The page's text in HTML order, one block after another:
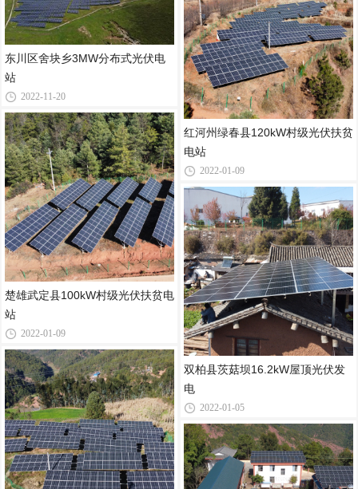
东川区舍块乡3MW分布式光伏电
站
2022-11-20
楚雄武定县100kW村级光伏扶贫电
站
2022-01-09
红河州绿春县120kW村级光伏扶贫
电站
2022-01-09
双柏县茨菇坝16.2kW屋顶光伏发
电
2022-01-05